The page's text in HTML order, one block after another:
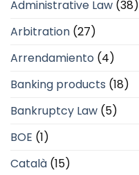
Administrative Law (38)
Arbitration (27)
Arrendamiento (4)
Banking products (18)
Bankruptcy Law (5)
BOE (1)
Català (15)